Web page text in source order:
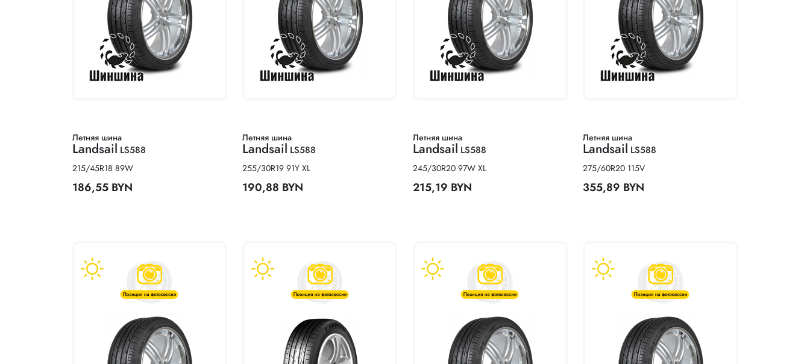
Летняя шина
Landsail LS588
215/45R18 89W
186,55 BYN
Летняя шина
Landsail LS588
255/30R19 91Y XL
190,88 BYN
Летняя шина
Landsail LS588
245/30R20 97W XL
215,19 BYN
Летняя шина
Landsail LS588
275/60R20 115V
355,89 BYN